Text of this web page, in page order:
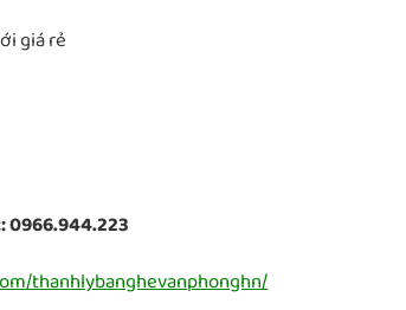
giá rẻ
0966.944.223
thanhlybanghevanphonghn/